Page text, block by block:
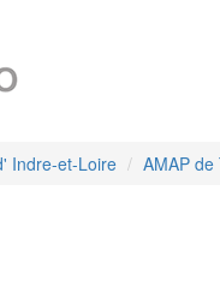
Indre-et-Loire AMAP de